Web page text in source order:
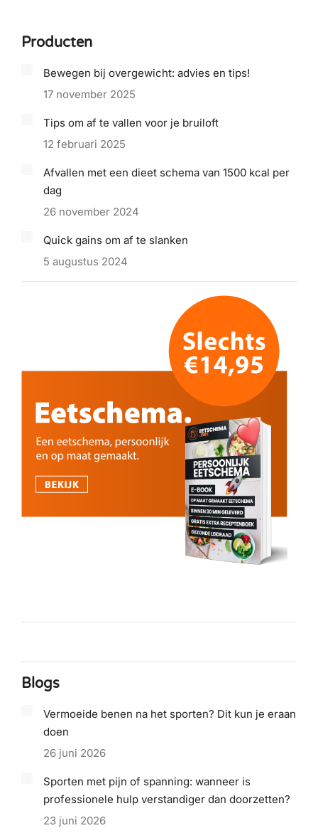
Producten
Bewegen bij overgewicht: advies en tips!
17 november 2025
Tips om af te vallen voor je bruiloft
12 februari 2025
Afvallen met een dieet schema van 1500 kcal per
dag
26 november 2024
Quick gains om af te slanken
5 augustus 2024
Blogs
Vermoeide benen na het sporten? Dit kun je eraan
doen
26 juni 2026
Sporten met pijn of spanning: wanneer is
professionele hulp verstandiger dan doorzetten?
23 juni 2026